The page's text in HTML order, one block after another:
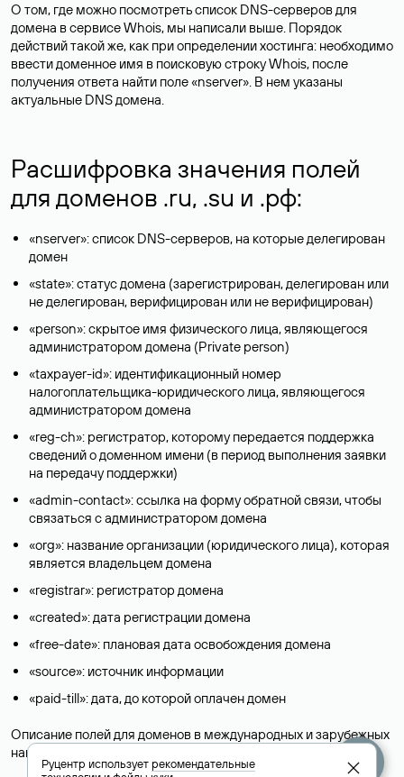
О том, где можно посмотреть список DNS-серверов для
домена в сервисе Whois, мы написали выше. Порядок
действий такой же, как при определении хостинга: необходимо
ввести доменное имя в поисковую строку Whois, после
получения ответа найти поле «nserver». В нем указаны
актуальные DNS домена.
Расшифровка значения полей
для доменов .ru, .su и .рф:
«nserver»: список DNS-серверов, на которые делегирован
домен
«state»: статус домена (зарегистрирован, делегирован или
не делегирован, верифицирован или не верифицирован)
«person»: скрытое имя физического лица, являющегося
администратором домена (Privatе person)
«taxpayer-id»: идентификационный номер
налогоплательщика-юридического лица, являющегося
администратором домена
«reg-ch»: регистратор, которому передается поддержка
сведений о доменном имени (в период выполнения заявки
на передачу поддержки)
«admin-contact»: ссылка на форму обратной связи, чтобы
связаться с администратором домена
«org»: название организации (юридического лица), которая
является владельцем домена
«registrar»: регистратор домена
«created»: дата регистрации домена
«free-date»: плановая дата освобождения домена
«source»: источник информации
«paid-till»: дата, до которой оплачен домен
Описание полей для доменов в международных и зарубежных
национальных доменах представлены в разделе «
».
Руцентр используетрекомендательные